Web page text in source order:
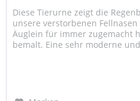
Diese Tierurne zeigt die
unsere verstorbenen
Äuglein für immer zugemacht
bemalt. Eine sehr moderne